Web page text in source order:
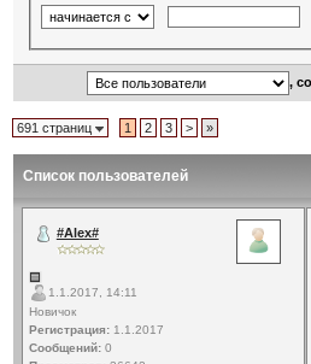
,
691 страниц 1 2 3 > »
Список пользователей
#Alex#
1.1.2017, 14:11
Новичок
Регистрация:1.1.2017
Сообщений:0